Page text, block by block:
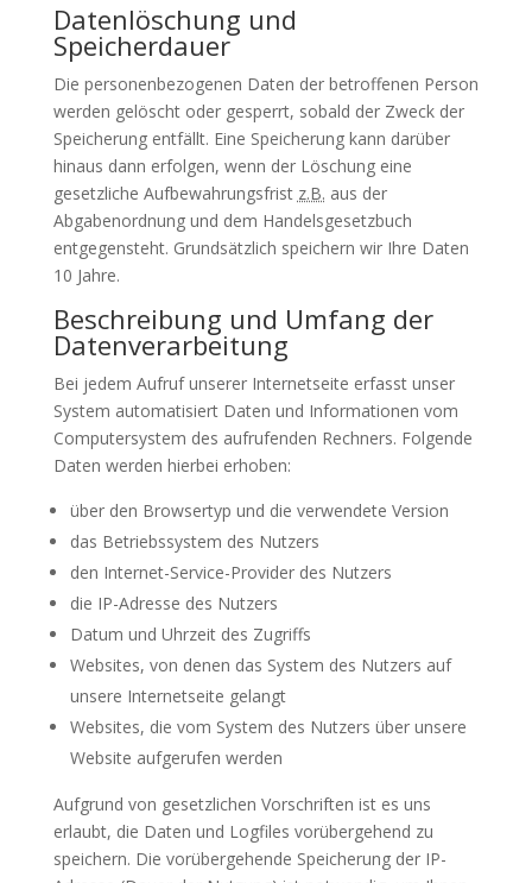
Datenlöschung und
Speicherdauer
Die personenbezogenen Daten der betroffenen Person
werden gelöscht oder gesperrt, sobald der Zweck der
Speicherung entfällt. Eine Speicherung kann darüber
hinaus dann erfolgen, wenn der Löschung eine
gesetzliche Aufbewahrungsfrist z.B. aus der
Abgabenordnung und dem Handelsgesetzbuch
entgegensteht. Grundsätzlich speichern wir Ihre Daten
10 Jahre.
Beschreibung und Umfang der
Datenverarbeitung
Bei jedem Aufruf unserer Internetseite erfasst unser
System automatisiert Daten und Informationen vom
Computersystem des aufrufenden Rechners. Folgende
Daten werden hierbei erhoben:
über den Browsertyp und die verwendete Version
das Betriebssystem des Nutzers
den Internet-Service-Provider des Nutzers
die IP-Adresse des Nutzers
Datum und Uhrzeit des Zugriffs
Websites, von denen das System des Nutzers auf
unsere Internetseite gelangt
Websites, die vom System des Nutzers über unsere
Website aufgerufen werden
Aufgrund von gesetzlichen Vorschriften ist es uns
erlaubt, die Daten und Logfiles vorübergehend zu
speichern. Die vorübergehende Speicherung der IP-